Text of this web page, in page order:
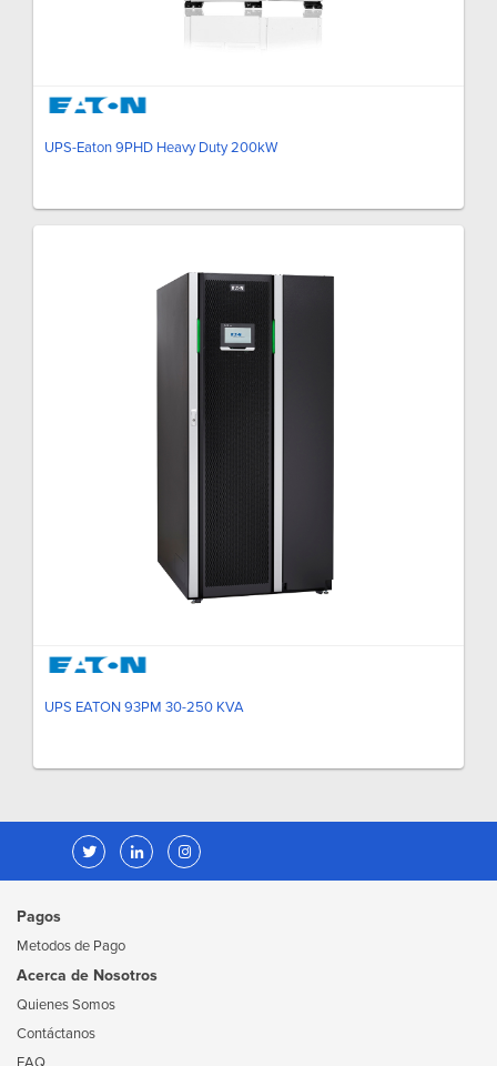
UPS-Eaton 9PHD Heavy Duty 200kW
UPS EATON 93PM 30-250 KVA
Pagos
Metodos de Pago
Acerca de Nosotros
Quienes Somos
Contáctanos